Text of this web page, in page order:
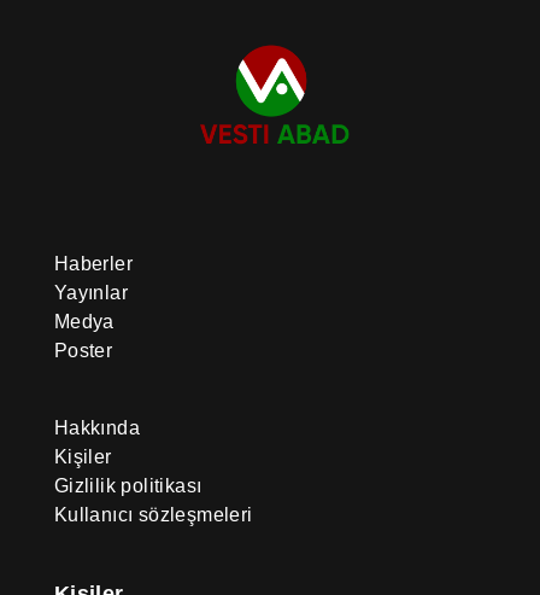
Haberler
Yayınlar
Medya
Poster
Hakkında
Kişiler
Gizlilik politikası
Kullanıcı sözleşmeleri